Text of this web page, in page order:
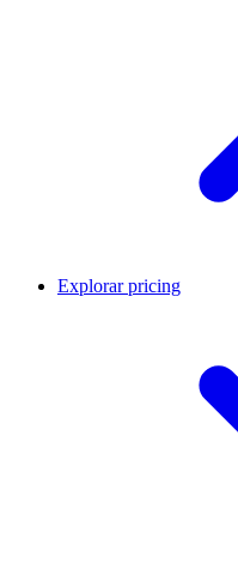
Explorar pricing